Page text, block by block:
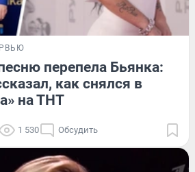
перепела Бьянка:
как снялся в
на ТНТ
1 530 Обсудить